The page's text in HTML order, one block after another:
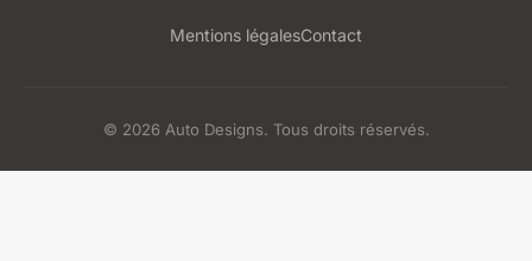
Mentions légalesContact
© 2026 Auto Designs. Tous droits réservés.